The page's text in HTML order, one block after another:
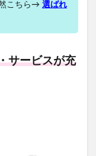
こちら→ 選ばれ
サービスが充